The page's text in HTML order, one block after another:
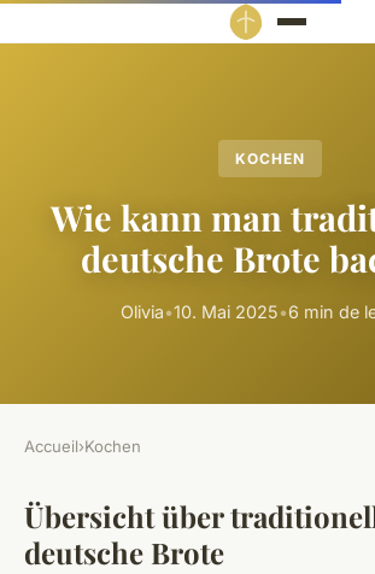
KOCHEN
Wie kann man
deutsche Brote
Olivia•10. Mai 2025•6 min de
Accueil›Kochen
Übersicht über
deutsche Brote